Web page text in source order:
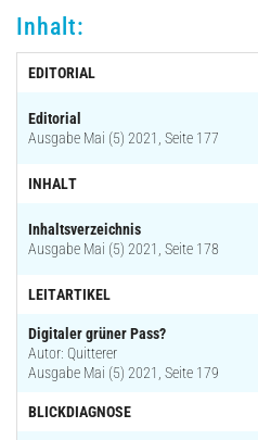
Inhalt:
EDITORIAL
Editorial
Ausgabe Mai (5) 2021, Seite 177
INHALT
Inhaltsverzeichnis
Ausgabe Mai (5) 2021, Seite 178
LEITARTIKEL
Digitaler grüner Pass?
Autor: Quitterer
Ausgabe Mai (5) 2021, Seite 179
BLICKDIAGNOSE